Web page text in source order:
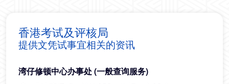
香港考试及评核局
提供文凭试事宜相关的资讯
湾仔修顿中心办事处 (一般查询服务)